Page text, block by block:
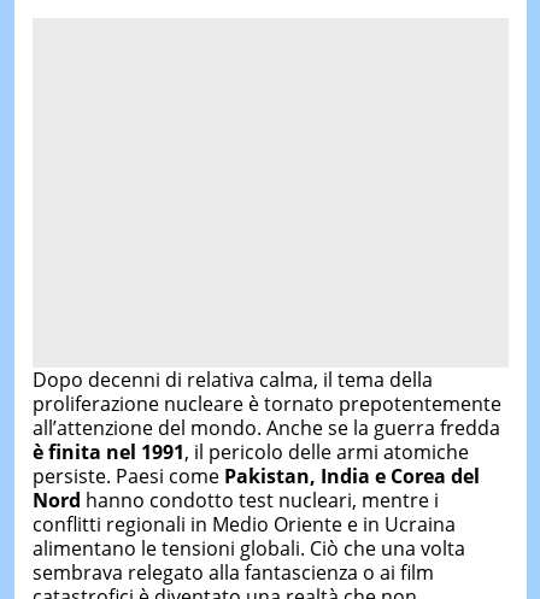
Dopo decenni di relativa calma, il tema della
proliferazione nucleare è tornato prepotentemente
all’attenzione del mondo. Anche se la guerra fredda
è finita nel 1991, il pericolo delle armi atomiche
persiste. Paesi come Pakistan, India e Corea del
Nord hanno condotto test nucleari, mentre i
conflitti regionali in Medio Oriente e in Ucraina
alimentano le tensioni globali. Ciò che una volta
sembrava relegato alla fantascienza o ai film